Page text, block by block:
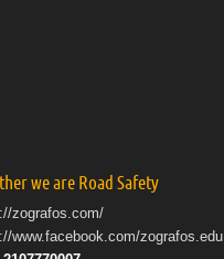
we are Road Safety
zografos.com/
www.facebook.com/zografos.edu